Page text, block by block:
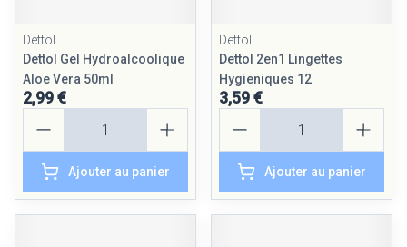
Dettol
Dettol Gel Hydroalcoolique
Aloe Vera 50ml
2,99 €
Ajouter au panier
Dettol
Dettol 2en1 Lingettes
Hygieniques 12
3,59 €
Ajouter au panier